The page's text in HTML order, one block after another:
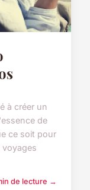
à créer un
de
ce soit pour
voyages
de lecture →